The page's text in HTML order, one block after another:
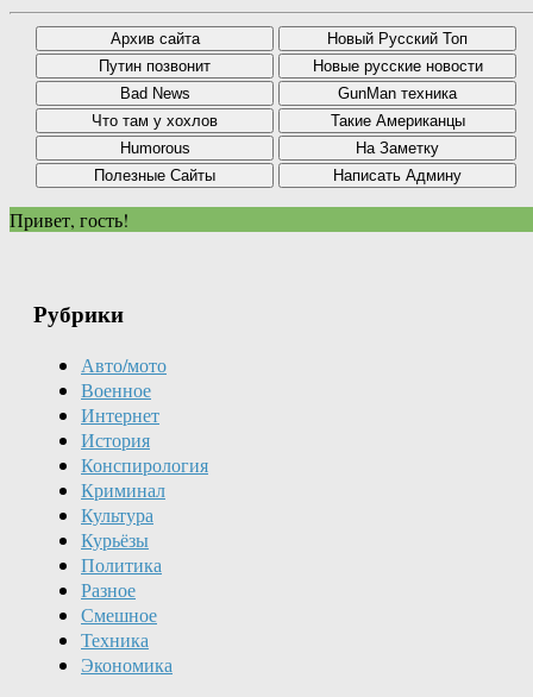
Привет, гость!
Рубрики
Авто/мото
Военное
Интернет
История
Конспирология
Криминал
Культура
Курьёзы
Политика
Разное
Смешное
Техника
Экономика